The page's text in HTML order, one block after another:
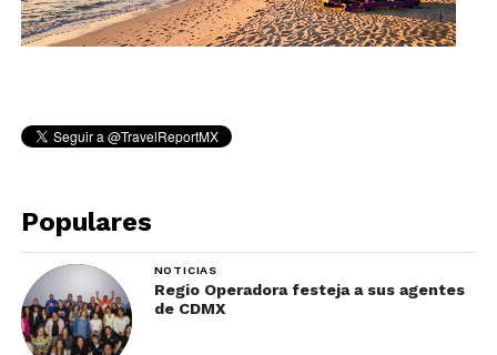
Populares
NOTICIAS
Regio Operadora festeja a sus agentes
de CDMX